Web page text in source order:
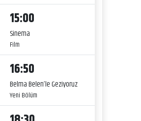
15:00
Sinema
Film
16:50
Belma Belen’le Geziyoruz
Yeni Bölüm